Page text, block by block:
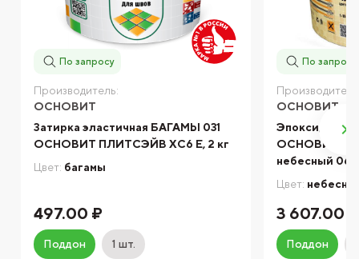
По запросу
Производитель:
ОСНОВИТ
Затирка эластичная БАГАМЫ 031
ОСНОВИТ ПЛИТСЭЙВ XC6 E, 2 кг
Цвет: багамы
497.00 ₽
Поддон 1 шт.
По запросу
ОСНОВИТ
Эпоксидная
ОСНОВИТ
небесный 064
Цвет:
3 607.00 ₽
Поддон